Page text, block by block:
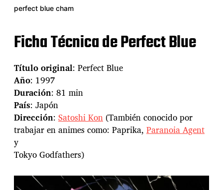
perfect blue cham
Ficha Técnica de Perfect Blue
Título original: Perfect Blue
Año: 1997
Duración: 81 min
País: Japón
Dirección: Satoshi Kon (También conocido por
trabajar en animes como: Paprika, Paranoia Agent
y
Tokyo Godfathers)